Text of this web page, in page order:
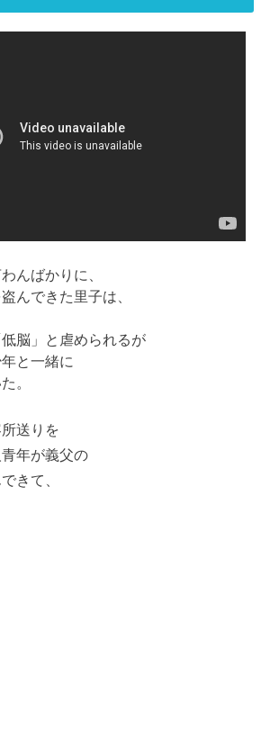
んばかりに、
んできた里子は、
脳」と虐められるが
と一緒に
。
送りを
年が義父の
きて、